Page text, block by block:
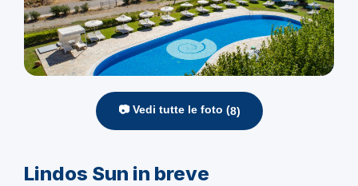
📷 Vedi tutte le foto (8)
Lindos Sun in breve